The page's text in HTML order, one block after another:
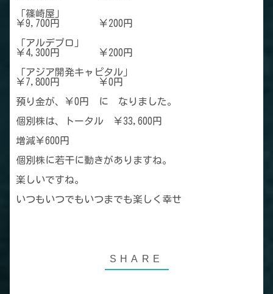
「篠崎屋」
￥9,700円 ￥200円
「アルデプロ」
￥4,300円 ￥200円
「アジア開発キャピタル」
￥7,800円 ￥0円
預り金が、￥0円 に なりました。
個別株は、トータル ￥33,600円
増減￥600円
個別株に若干に動きがありますね。
楽しいですね。
いつもいつでもいつまでも楽しく幸せ